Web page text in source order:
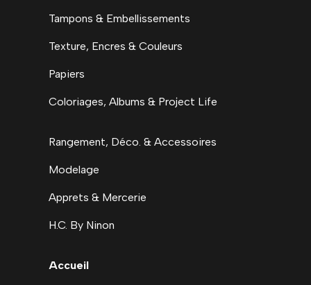
Tampons & Embellissements
Texture, Encres & Couleurs
Papiers
Coloriages, Albums & Project Life
Rangement, Déco. & Accessoires
Modelage
Apprets & Mercerie
H.C. By Ninon
Accueil